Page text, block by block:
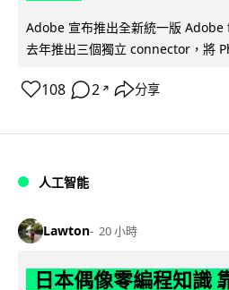
Adobe 宣布推出全新統一版 Adobe
去年推出三個獨立 connector，將
108 2 ↗ 分享
人工智能
Lawton 20 小時
日本偶像零編程知識